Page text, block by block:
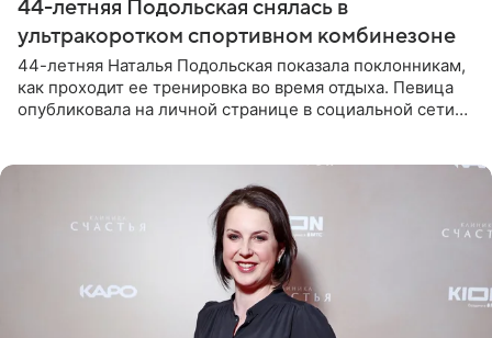
44-летняя Подольская снялась в
ультракоротком спортивном комбинезоне
44-летняя Наталья Подольская показала поклонникам,
как проходит ее тренировка во время отдыха. Певица
опубликовала на личной странице в социальной сети